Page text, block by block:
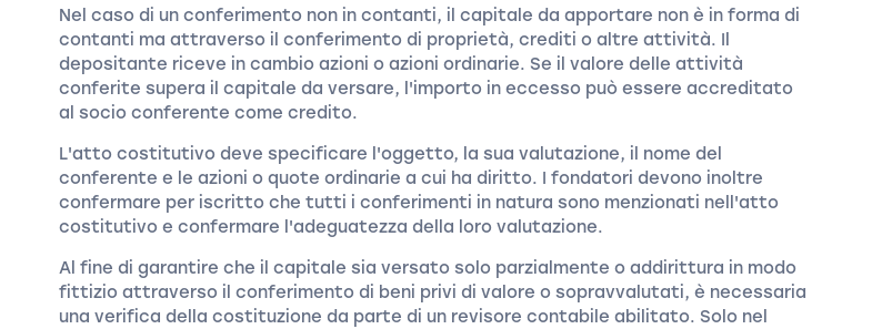
Nel caso di un conferimento non in contanti, il capitale da apportare non è in forma di
contanti ma attraverso il conferimento di proprietà, crediti o altre attività. Il
depositante riceve in cambio azioni o azioni ordinarie. Se il valore delle attività
conferite supera il capitale da versare, l'importo in eccesso può essere accreditato
al socio conferente come credito.
L'atto costitutivo deve specificare l'oggetto, la sua valutazione, il nome del
conferente e le azioni o quote ordinarie a cui ha diritto. I fondatori devono inoltre
confermare per iscritto che tutti i conferimenti in natura sono menzionati nell'atto
costitutivo e confermare l'adeguatezza della loro valutazione.
Al fine di garantire che il capitale sia versato solo parzialmente o addirittura in modo
fittizio attraverso il conferimento di beni privi di valore o sopravvalutati, è necessaria
una verifica della costituzione da parte di un revisore contabile abilitato. Solo nel